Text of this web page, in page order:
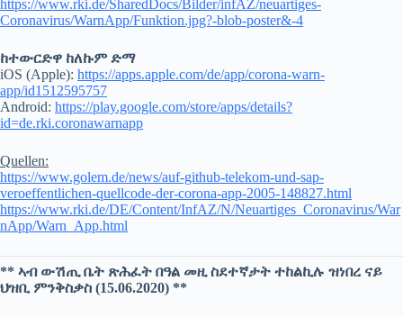
https://www.rki.de/SharedDocs/Bilder/infAZ/neuartiges-
Coronavirus/WarnApp/Funktion.jpg?-blob-poster&-4
ከተውርድዋ ከለኩም ድማ
iOS (Apple): https://apps.apple.com/de/app/corona-warn-
app/id1512595757
Android: https://play.google.com/store/apps/details?
id=de.rki.coronawarnapp
Quellen:
https://www.golem.de/news/auf-github-telekom-und-sap-
veroeffentlichen-quellcode-der-corona-app-2005-148827.html
https://www.rki.de/DE/Content/InfAZ/N/Neuartiges_Coronavirus/War
nApp/Warn_App.html
** ኣብ ውሽጢ ቤት ጽሕፈት በዓል መዚ ስደተኛታት ተከልኪሉ ዝነበረ ናይ
ህዝቢ ምንቅስቃስ (15.06.2020) **